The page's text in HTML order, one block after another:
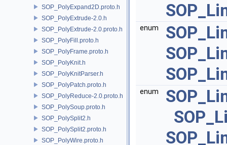
SOP_PolyExpand2D.proto.h
SOP_PolyExtrude-2.0.h
SOP_PolyExtrude-2.0.proto.h
SOP_PolyFill.proto.h
SOP_PolyFrame.proto.h
SOP_PolyKnit.h
SOP_PolyKnitParser.h
SOP_PolyPatch.proto.h
SOP_PolyReduce-2.0.proto.h
SOP_PolySoup.proto.h
SOP_PolySplit2.h
SOP_PolySplit2.proto.h
SOP_PolyWire.proto.h
enum
enum